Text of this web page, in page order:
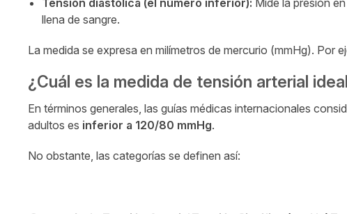
Tensión diastólica (el número inferior): Mide la presión
llena de sangre.
La medida se expresa en milímetros de mercurio (mmHg). Por
¿Cuál es la medida de tensión arterial
En términos generales, las guías médicas internacionales
adultos es inferior a 120/80 mmHg.
No obstante, las categorías se definen así: